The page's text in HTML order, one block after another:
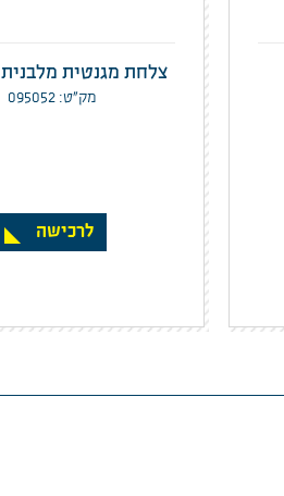
צלחת מגנטית מלבנית SIGNET
מק”ט: 095052
לרכישה